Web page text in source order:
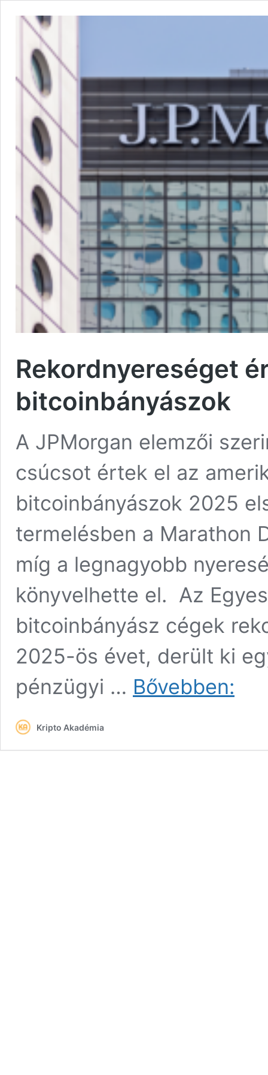
Rekordnyereséget
bitcoinbányászok
A JPMorgan elemzői
csúcsot értek el az
bitcoinbányászok 2025
termelésben a Marathon
míg a legnagyobb
könyvelhette el. Az
bitcoinbányász cégek
2025-ös évet, derült ki
pénzügyi … Bővebben:
Kripto Akadémia